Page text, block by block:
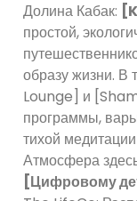
Долина Кабак:
простой,
образу жизни. В
Lounge] и
программы,
тихой
Атмосфера
[Цифровому